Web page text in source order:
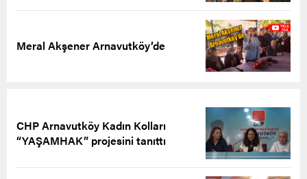
Meral Akşener Arnavutköy’de
CHP Arnavutköy Kadın Kolları
“YAŞAMHAK” projesini tanıttı